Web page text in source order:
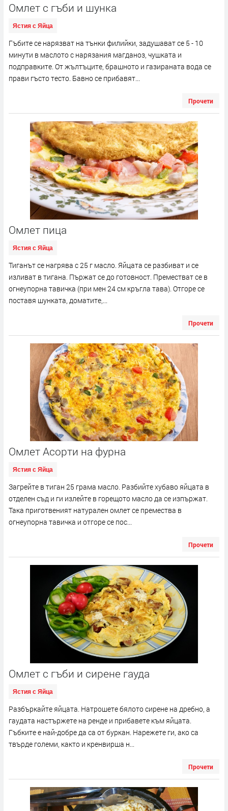
Омлет с гъби и шунка
Ястия с Яйца
Гъбите се нарязват на тънки филийки, задушават се 5 - 10
минути в маслото с нарязания магданоз, чушката и
подправките. От жълтъците, брашното и газираната вода се
прави гъсто тесто. Бавно се прибавят...
Прочети
Омлет пица
Ястия с Яйца
Тиганът се нагрява с 25 г масло. Яйцата се разбиват и се
изливат в тигана. Пържат се до готовност. Преместват се в
огнеупорна тавичка (при мен 24 см кръгла тава). Отгоре се
поставя шунката, доматите,...
Прочети
Омлет Асорти на фурна
Ястия с Яйца
Загрейте в тиган 25 грама масло. Разбийте хубаво яйцата в
отделен съд и ги излейте в горещото масло да се изпържат.
Така приготвеният натурален омлет се премества в
огнеупорна тавичка и отгоре се пос...
Прочети
Омлет с гъби и сирене гауда
Ястия с Яйца
Разбъркайте яйцата. Натрошете бялото сирене на дребно, а
гаудата настържете на ренде и прибавете към яйцата.
Гъбките е най-добре да са от буркан. Нарежете ги, ако са
твърде големи, както и кренвирша н...
Прочети